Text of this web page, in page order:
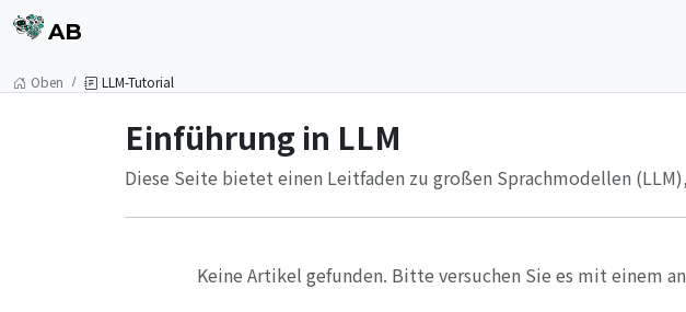
AB
Oben LLM-Tutorial
Einführung in LLM
Diese Seite bietet einen Leitfaden zu großen Sprachmodellen
Keine Artikel gefunden. Bitte versuchen Sie es mit einem